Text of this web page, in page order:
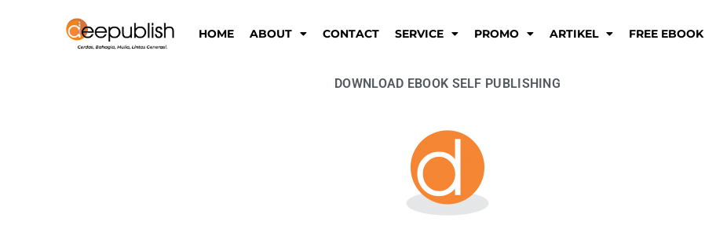
HOME ABOUT CONTACT SERVICE PROMO ARTIKEL FREE EBOOK
DOWNLOAD EBOOK SELF PUBLISHING